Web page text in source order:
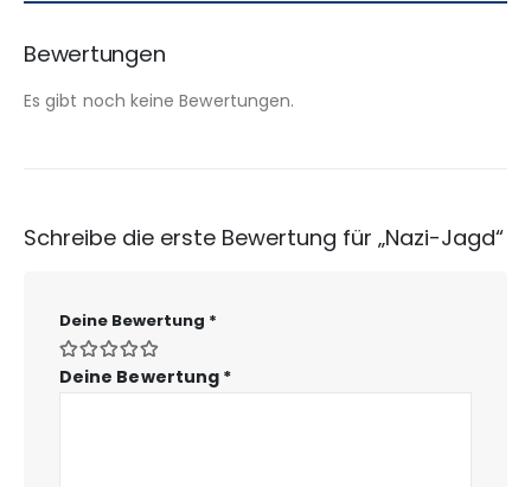
Bewertungen
Es gibt noch keine Bewertungen.
Schreibe die erste Bewertung für „Nazi-Jagd“
Deine Bewertung *
Deine Bewertung *